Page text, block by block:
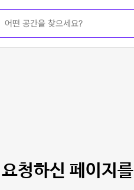
요청하신 페이지를